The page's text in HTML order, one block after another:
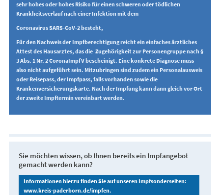
sehr hohes oder hohes Risiko für einen schweren oder tödlichen
Krankheitsverlauf nach einer Infektion mit dem
Coronavirus SARS-CoV-2 besteht,
Für den Nachweis der Impfberechtigung reicht ein einfaches ärztliches
Attest des Hausarztes, das die Zugehörigkeit zur Personengruppe nach §
3 Abs. 1 Nr. 2 CoronaImpfV bescheinigt. Eine konkrete Diagnose muss
also nicht aufgeführt sein. Mitzubringen sind zudem ein Personalausweis
oder Reisepass, der Impfpass, falls vorhanden sowie die
Krankenversicherungskarte. Nach der Impfung kann dann gleich vor Ort
der zweite Impftermin vereinbart werden.
Sie möchten wissen, ob Ihnen bereits ein Impfangebot
gemacht werden kann?
Informationen hierzu finden Sie auf unseren Impfsonderseiten:
www.kreis-paderborn.de/impfen.